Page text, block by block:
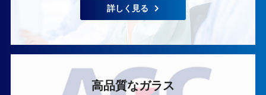
いますぐ無料相談
詳しく見る
高品質なガラス